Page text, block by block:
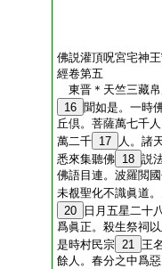
佛説灌頂呪宮宅神
經卷第五
東晋＊天竺三藏
16 聞如是。一時
丘倶。菩薩萬七千
萬二千 17
人。諸
悉來集聽佛 18 説
佛語目連。波羅閲
未覩聖化不識眞道
20
日月五星二十
爲眞正。殺生祭祠
是時村民宗 21 王
餘人。春分之中爲